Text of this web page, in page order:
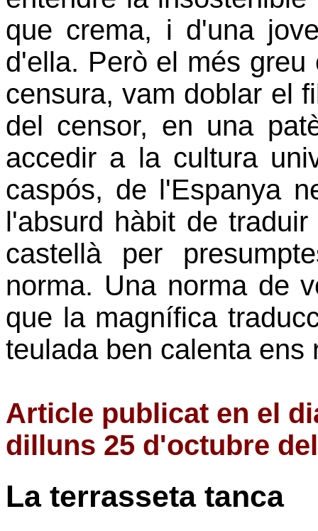
que crema, i d'una
d'ella. Però el més
censura, vam doblar el
del censor, en una
accedir a la cultura
caspós, de l'Espanya
l'absurd hàbit de
castellà per
norma. Una norma de
que la magnífica
teulada ben calenta ens
Article publicat en el
dilluns 25 d'octubre
La terrasseta tanca